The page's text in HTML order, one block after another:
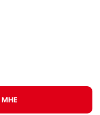
МНЕ